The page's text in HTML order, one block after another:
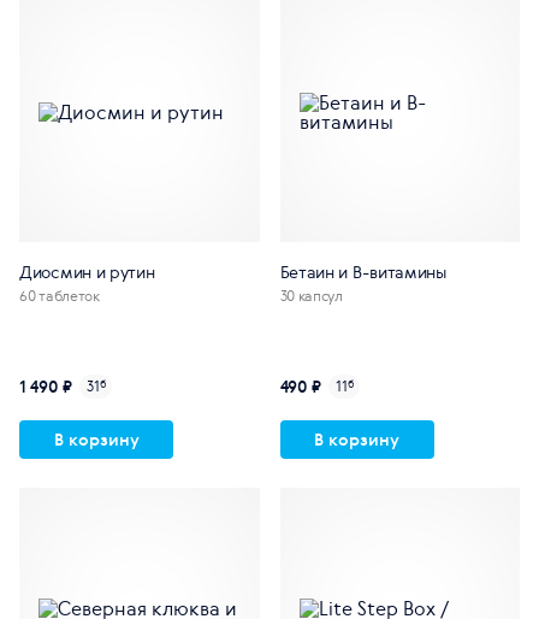
Диосмин и рутин
60 таблеток
1 490 ₽ 31б
В корзину
Бетаин и В-витамины
30 капсул
490 ₽ 11б
В корзину